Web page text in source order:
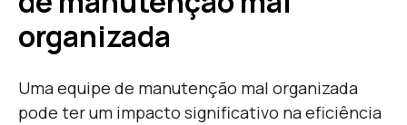
organizada
Uma equipe de manutenção mal organizada
pode ter um impacto significativo na eficiência